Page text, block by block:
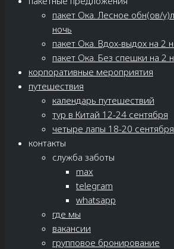
пакет Ока. Лесное обн(ов/
ночь
пакет Ока. Вдох-выдох на 2
пакет Ока. Без спешки на 2
корпоративные мероприятия
путешествия
календарь путешествий
тур в Китай 12-24 сентября
четыре лапы 18-20 сентября
контакты
служба заботы
max
telegram
whatsapp
где мы
вакансии
групповое бронирование